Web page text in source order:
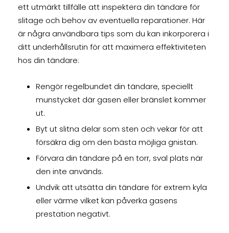
ett utmärkt tillfälle att inspektera din tändare för
slitage och behov av eventuella reparationer. Här
är några användbara tips som du kan inkorporera i
ditt underhållsrutin för att maximera effektiviteten
hos din tändare:
Rengör regelbundet din tändare, speciellt
munstycket där gasen eller bränslet kommer
ut.
Byt ut slitna delar som sten och vekar för att
försäkra dig om den bästa möjliga gnistan.
Förvara din tändare på en torr, sval plats när
den inte används.
Undvik att utsätta din tändare för extrem kyla
eller värme vilket kan påverka gasens
prestation negativt.